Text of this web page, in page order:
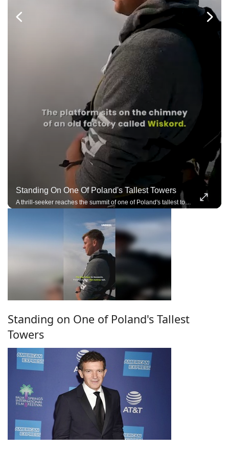
Standing On One Of Poland's Tallest Towers
A thrill-seeker reaches the summit of one of Poland's tallest towers before an extreme adventure.
Standing on One of Poland's Tallest
Towers